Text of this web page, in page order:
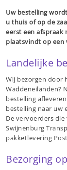
Uw bestelling
u thuis of op de
eerst een afspraak
plaatsvindt op een
Landelijke
Wij bezorgen door
Waddeneilanden?
bestelling
bestelling naar uw
De vervoerders
Swijnenburg
pakketlevering
Bezorging